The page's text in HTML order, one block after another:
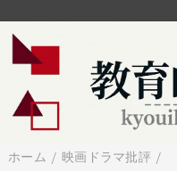
ホーム / 映画ドラマ批評 /